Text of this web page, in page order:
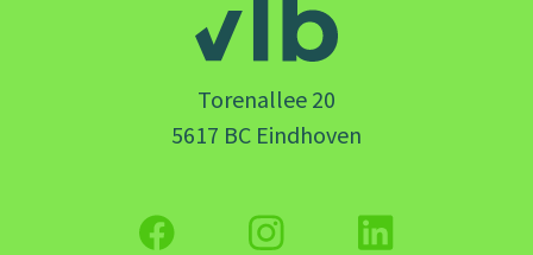
Torenallee 20
5617 BC Eindhoven